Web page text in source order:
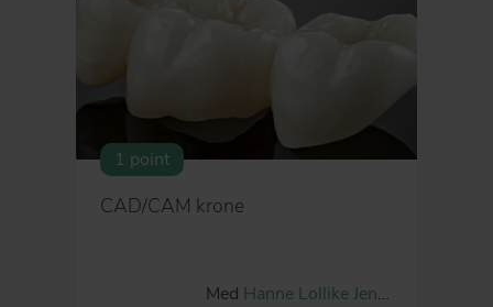
1 point
CAD/CAM krone
Med Hanne LollikeJens Lætgaard